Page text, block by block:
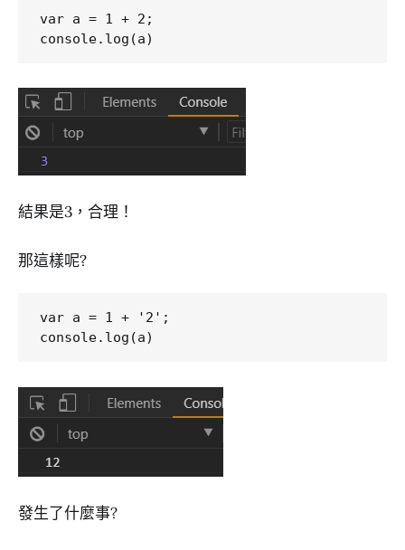
var a = 1 + 2;
結果是3，合理！
那這樣呢?
var a = 1 + '2';
發生了什麼事?